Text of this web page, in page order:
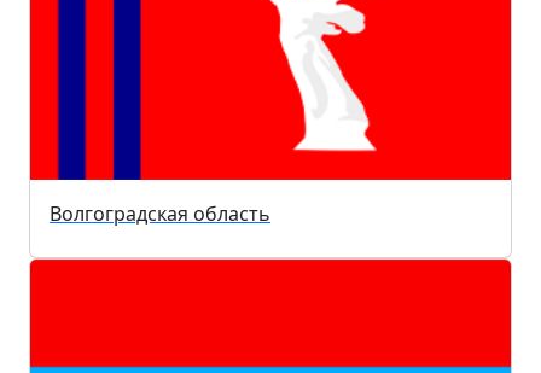
Волгоградская область